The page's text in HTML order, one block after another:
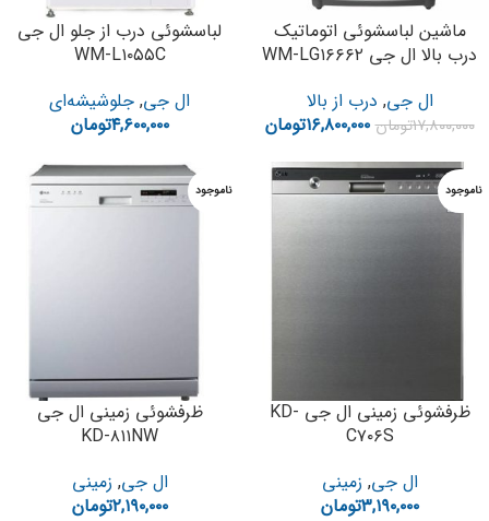
ماشین لباسشوئی اتوماتیک
درب بالا ال جی WM-LG۱۶۶۶۲
ال جی, درب از بالا
۱۷,۸۰۰,۰۰۰تومان ۱۶,۸۰۰,۰۰۰تومان
لباسشوئی درب از جلو ال جی
WM-L۱۰۵۵C
ال جی, جلوشیشه‌ای
۴,۶۰۰,۰۰۰تومان
ناموجود
ظرفشوئی زمینی ال جی KD-
C۷۰۶S
ال جی, زمینی
۳,۱۹۰,۰۰۰تومان
ناموجود
ظرفشوئی زمینی ال جی
KD-۸۱۱NW
ال جی, زمینی
۲,۱۹۰,۰۰۰تومان